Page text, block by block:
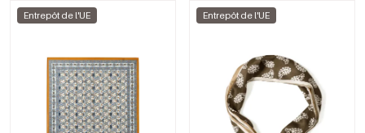
Entrepôt de l'UE Entrepôt de l'UE